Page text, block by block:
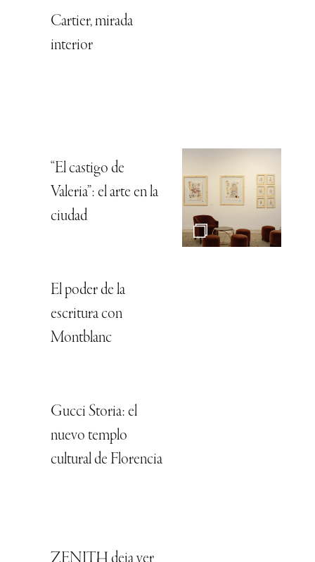
Cartier, mirada
interior
“El castigo de
Valeria”: el arte en la
ciudad
El poder de la
escritura con
Montblanc
Gucci Storia: el
nuevo templo
cultural de Florencia